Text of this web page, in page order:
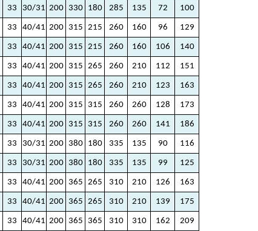
33 30/31 200 330 180 285 135 72 100
33 40/41 200 315 215 260 160 96 129
33 40/41 200 315 215 260 160 106 140
33 40/41 200 315 265 260 210 112 151
33 40/41 200 315 265 260 210 123 163
33 40/41 200 315 315 260 260 128 173
33 40/41 200 315 315 260 260 141 186
33 30/31 200 380 180 335 135 90 116
33 30/31 200 380 180 335 135 99 125
33 40/41 200 365 265 310 210 126 163
33 40/41 200 365 265 310 210 139 175
33 40/41 200 365 365 310 310 162 209